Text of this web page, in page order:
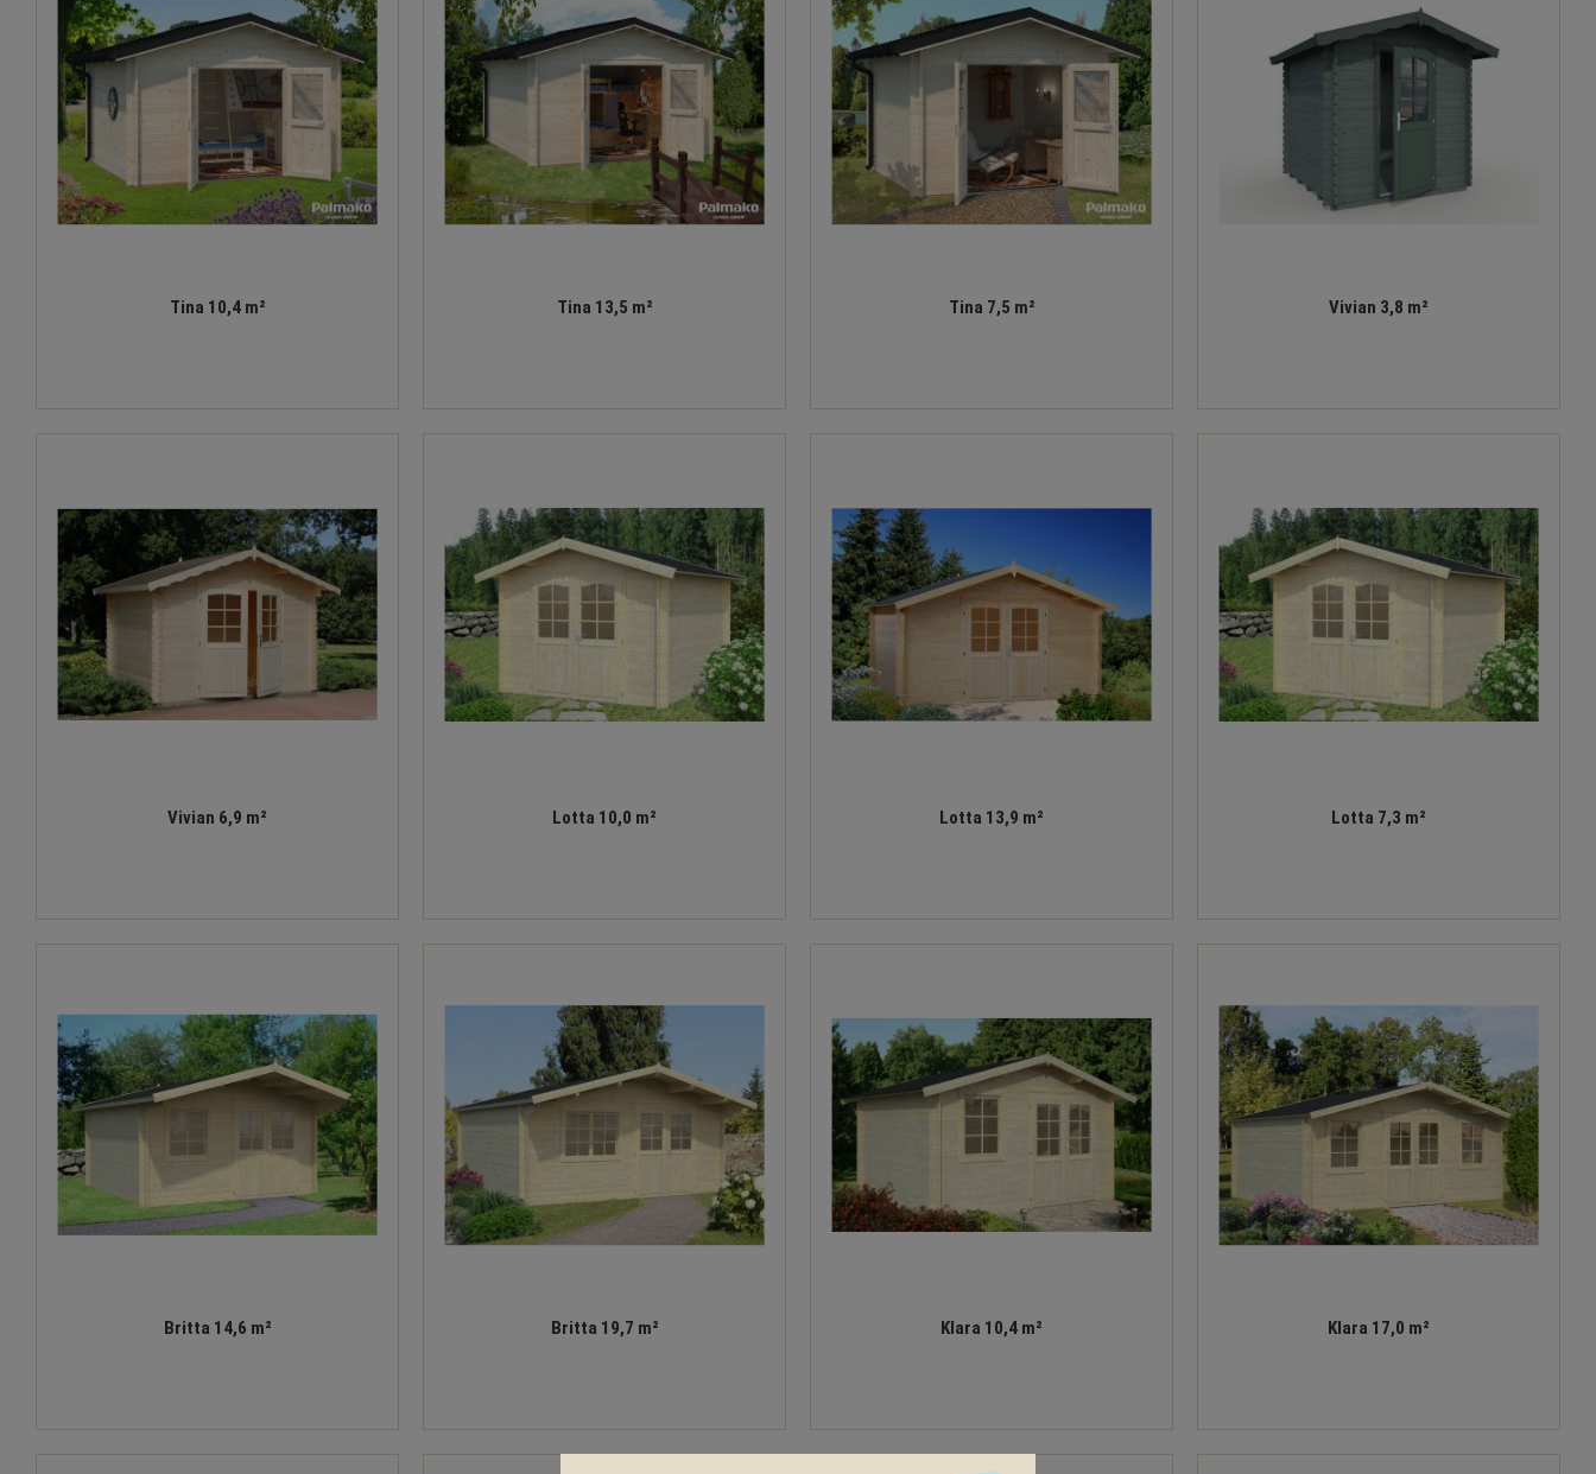
Tina 10,4 m² Tina 13,5 m² Tina 7,5 m² Vivian 3,8 m²
Vivian 6,9 m² Lotta 10,0 m² Lotta 13,9 m² Lotta 7,3 m²
Britta 14,6 m² Britta 19,7 m² Klara 10,4 m² Klara 17,0 m²